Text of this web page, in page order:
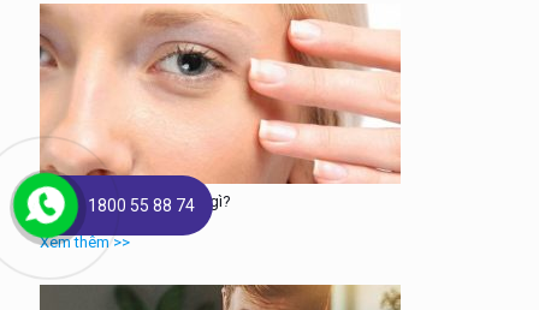
Nguyên nhân khô mắt là gì?
Xem thêm >>
1800 55 88 74